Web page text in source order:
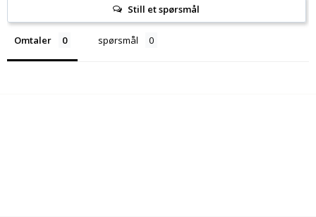
Still et spørsmål
Omtaler spørsmål